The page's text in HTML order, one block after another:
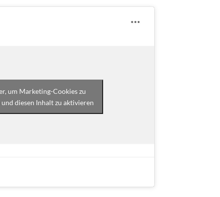
um Marketing-Cookies zu
diesen Inhalt zu aktivieren